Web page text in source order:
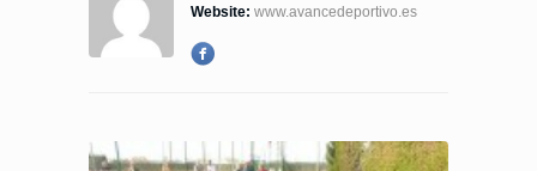
Website: www.avancedeportivo.es